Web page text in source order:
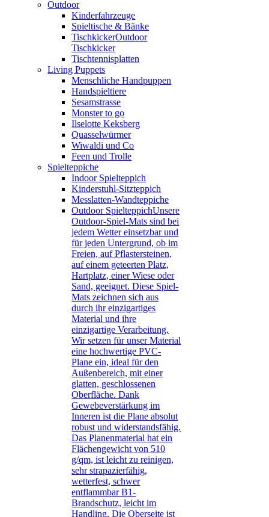
Outdoor
Kinderfahrzeuge
Spieltische & Bänke
TischkickerOutdoor
Tischkicker
Tischtennisplatten
Living Puppets
Menschliche Handpuppen
Handspieltiere
Sesamstrasse
Monster to go
Ilselotte Keksberg
Quasselwürmer
Wiwaldi und Co
Feen und Trolle
Spielteppiche
Indoor Spielteppich
Kinderstuhl-Sitzteppich
Messlatten-Wandteppiche
Outdoor SpielteppichUnsere
Outdoor-Spiel-Mats sind bei
jedem Wetter einsetzbar und
für jeden Untergrund, ob im
Freien, auf Pflastersteinen,
auf einem geteerten Platz,
Hartplatz, einer Wiese oder
Sand, geeignet. Diese Spiel-
Mats zeichnen sich aus
durch ihr einzigartiges
Material und ihre
einzigartige Verarbeitung.
Wir setzen für unser Material
eine hochwertige PVC-
Plane ein, ideal für den
Außenbereich, mit einer
glatten, geschlossenen
Oberfläche. Dank
Gewebeverstärkung im
Inneren ist die Plane absolut
robust und widerstandsfähig.
Das Planenmaterial hat ein
Flächengewicht von 510
g/qm, ist leicht zu reinigen,
sehr strapazierfähig,
wetterfest, schwer
entflammbar B1-
Brandschutz, leicht im
Handling. Die Oberseite ist